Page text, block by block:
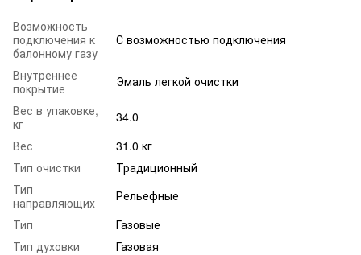
Возможность
подключения к
балонному газу
С возможностью подключения
Внутреннее
покрытие
Эмаль легкой очистки
Вес в упаковке,
кг
34.0
Вес
31.0 кг
Тип очистки
Традиционный
Тип
направляющих
Рельефные
Тип
Газовые
Тип духовки
Газовая